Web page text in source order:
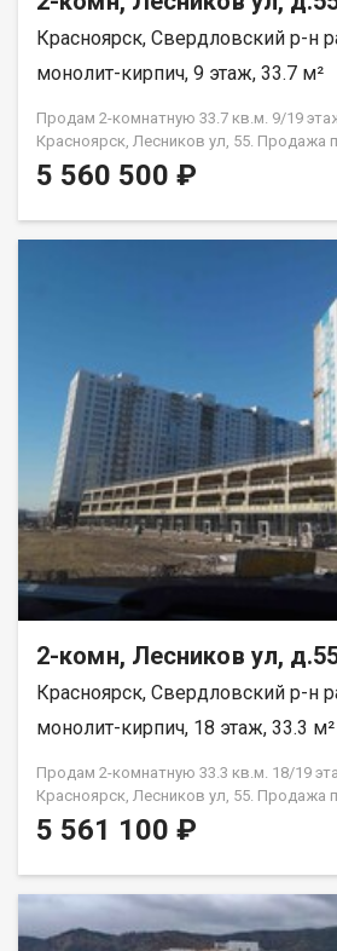
Красноярск, Свердловский р-н
монолит-кирпич, 9 этаж, 33.7 м²
Продам 2-комнатную 33.7 кв.м. 9/19
Красноярск, Лесников ул, 55. Продажа
ЗАСТРОЙЩИКА
5 560 500 ₽
2-комн, Лесников ул,
Красноярск, Свердловский р-н
монолит-кирпич, 18 этаж, 33.3 м²
Продам 2-комнатную 33.3 кв.м. 18/19
Красноярск, Лесников ул, 55. Продажа
ЗАСТРОЙЩИКА.
5 561 100 ₽